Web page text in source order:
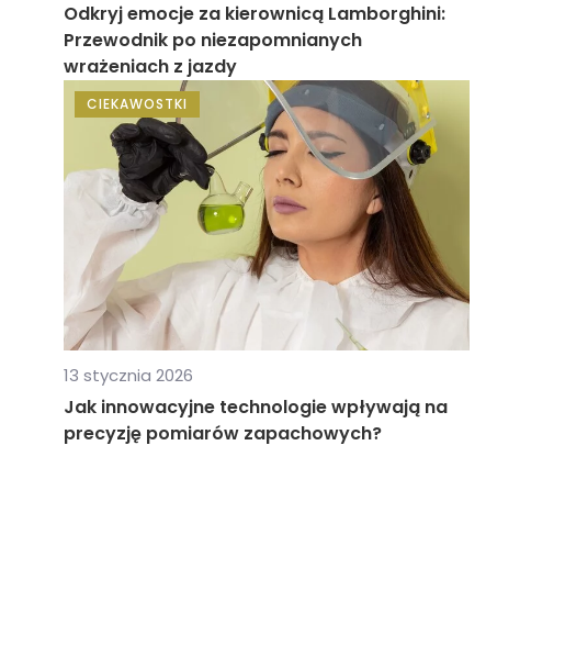
Odkryj emocje za kierownicą Lamborghini:
Przewodnik po niezapomnianych
wrażeniach z jazdy
CIEKAWOSTKI
13 stycznia 2026
Jak innowacyjne technologie wpływają na
precyzję pomiarów zapachowych?